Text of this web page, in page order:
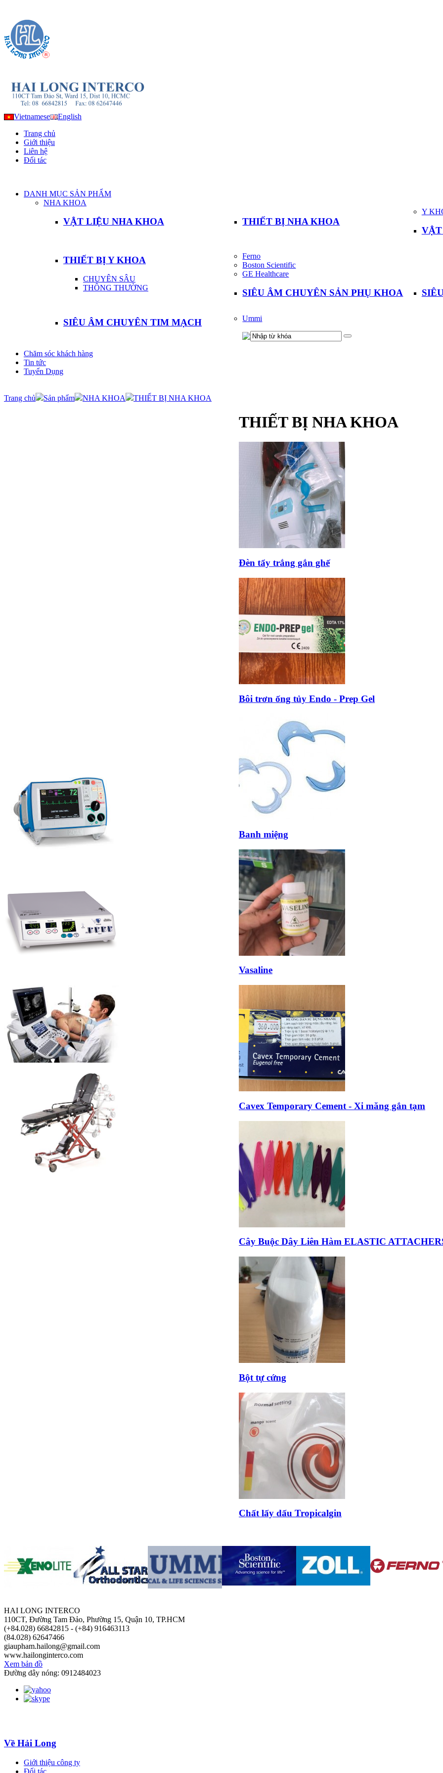
Vietnamese
English
Trang chủ
Giới thiệu
Liên hệ
Đối tác
DANH MỤC SẢN PHẨM
NHA KHOA
VẬT LIỆU NHA KHOA THIẾT BỊ NHA KHOA
Y
THIẾT BỊ Y KHOA
CHUYÊN SÂU
THÔNG THƯỜNG
Ferno
Boston Scientific
GE Healthcare
SIÊU ÂM CHUYÊN SẢN PHỤ KHOA
SIÊU ÂM CHUYÊN TIM MẠCH Ummi
Chăm sóc khách hàng
Tin tức
Tuyển Dụng
Trang chủ Sản phẩm NHA KHOA THIẾT BỊ NHA KHOA
THIẾT BỊ NHA KHOA
Đèn tẩy trắng gắn ghế
Bôi trơn ống tủy Endo - Prep Gel
Banh miệng
Vasaline
Cavex Temporary Cement - Xi măng gắn tạm
Cây Buộc Dây Liên Hàm ELASTIC
Bột tự cứng
Chất lấy dấu Tropicalgin
HAI LONG INTERCO
110CT, Đường Tam Đảo, Phường 15, Quận 10, TP.HCM
(+84.028) 66842815 - (+84) 916463113
(84.028) 62647466
giaupham.hailong@gmail.com
www.hailonginterco.com
Xem bản đồ
Đường dây nóng: 0912484023
Về Hải Long
Giới thiệu công ty
Đối tác